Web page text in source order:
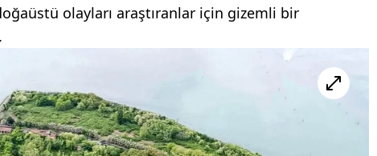
olayları araştıranlar için gizemli bir